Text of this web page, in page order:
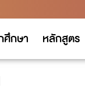
ศึกษา หลักสูตร